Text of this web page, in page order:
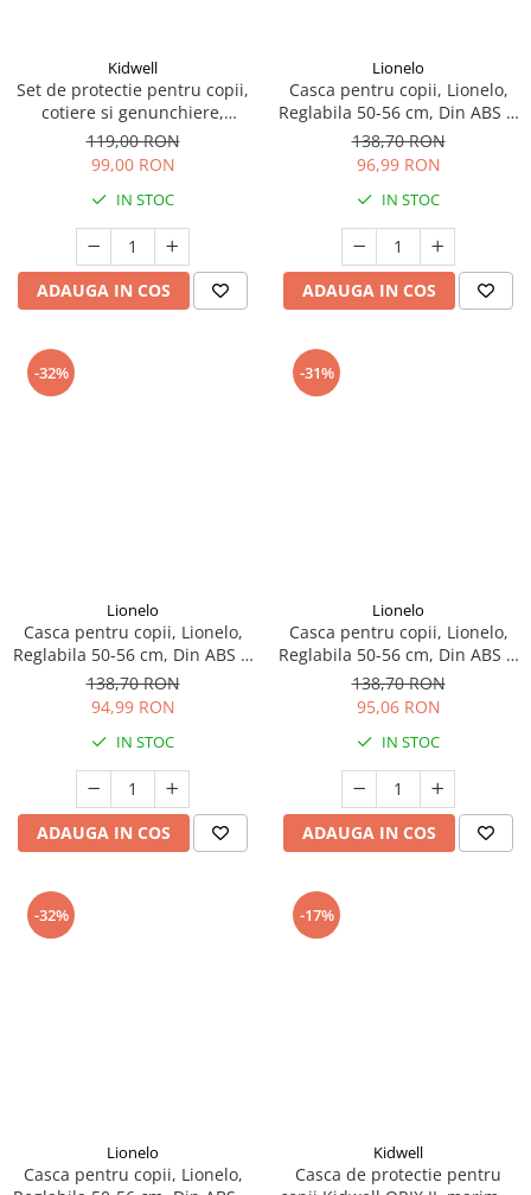
Insecte si paianjeni
Lumea preistorica
Ocean si gheata
Viata la ferma
Bancuri de lucru cu unelte
Constructii, cuburi, forme si culori
Corturi de joaca
Jucarii de rol
Kidwell
Set de protectie pentru copii,
cotiere si genunchiere,
marimea M, Kidwell TRIX -
Black
119,00 RON
99,00 RON
IN STOC
ADAUGA IN COS
Lionelo
Casca pentru copii, Lionelo,
Reglabila 50-56 cm, Din ABS si
EPS, Alb
138,70 RON
96,99 RON
IN STOC
ADAUGA IN COS
-32%
Lionelo
Casca pentru copii, Lionelo,
Reglabila 50-56 cm, Din ABS si
EPS, Roz
138,70 RON
94,99 RON
IN STOC
ADAUGA IN COS
-31%
Lionelo
Casca pentru copii, Lionelo,
Reglabila 50-56 cm, Din ABS si
EPS, Albastru
138,70 RON
95,06 RON
IN STOC
ADAUGA IN COS
-32%
Lionelo
Casca pentru copii, Lionelo,
-17%
Kidwell
Casca de protectie pentru